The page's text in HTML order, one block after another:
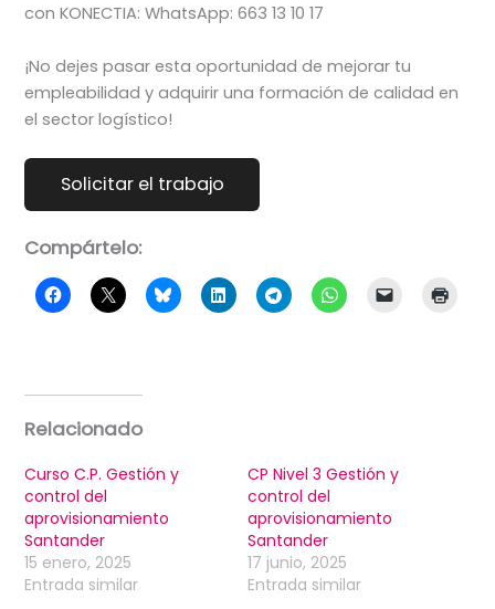
con KONECTIA: WhatsApp: 663 13 10 17
¡No dejes pasar esta oportunidad de mejorar tu
empleabilidad y adquirir una formación de calidad en
el sector logístico!
Compártelo:
Relacionado
Curso C.P. Gestión y
control del
aprovisionamiento
Santander
15 enero, 2025
Entrada similar
CP Nivel 3 Gestión y
control del
aprovisionamiento
Santander
17 junio, 2025
Entrada similar